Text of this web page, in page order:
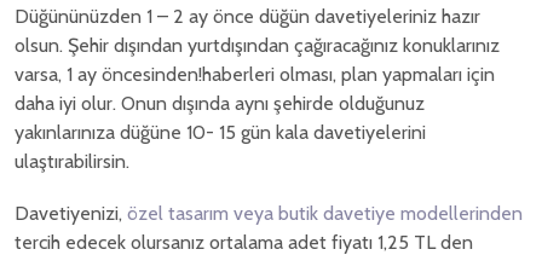
Düğününüzden 1 – 2 ay önce düğün davetiyeleriniz hazır
olsun. Şehir dışından yurtdışından çağıracağınız konuklarınız
varsa, 1 ay öncesinden!haberleri olması, plan yapmaları için
daha iyi olur. Onun dışında aynı şehirde olduğunuz
yakınlarınıza düğüne 10- 15 gün kala davetiyelerini
ulaştırabilirsin.
Davetiyenizi, özel tasarım veya butik davetiye modellerinden
tercih edecek olursanız ortalama adet fiyatı 1,25 TL den